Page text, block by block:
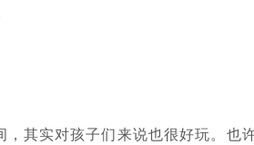
，其实对孩子们来说也很好玩。也